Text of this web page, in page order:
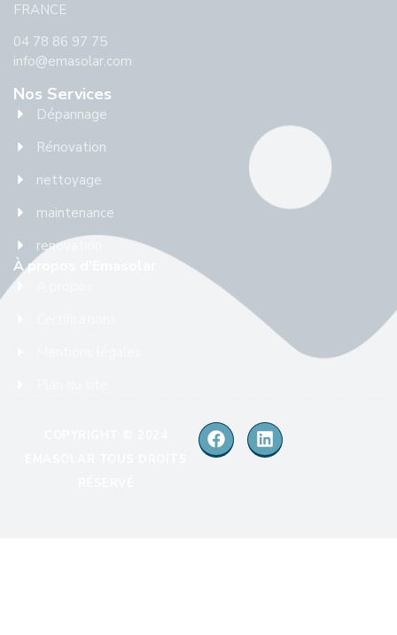
FRANCE
04 78 86 97 75
info@emasolar.com
Nos Services
Dépannage
Rénovation
nettoyage
maintenance
renovation
À propos d'Emasolar